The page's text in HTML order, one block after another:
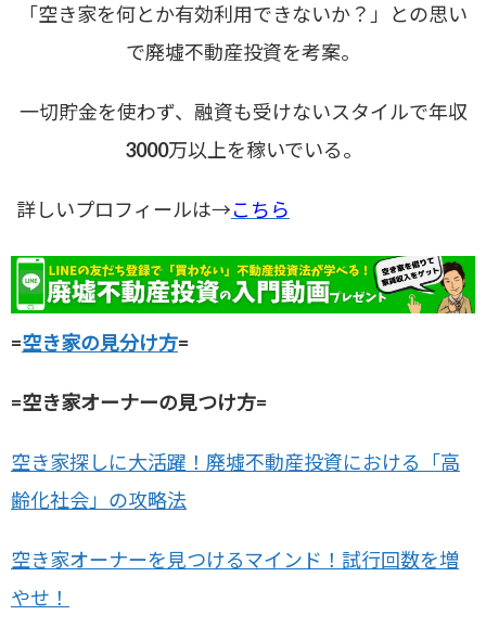
「空き家を何とか有効利用できないか？」との思い
で廃墟不動産投資を考案。
一切貯金を使わず、融資も受けないスタイルで年収
3000万以上を稼いでいる。
詳しいプロフィールは→こちら
=空き家の見分け方=
=空き家オーナーの見つけ方=
空き家探しに大活躍！廃墟不動産投資における「高
齢化社会」の攻略法
空き家オーナーを見つけるマインド！試行回数を増
やせ！